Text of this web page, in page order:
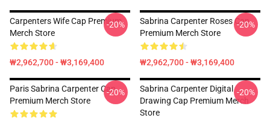
Carpenters Wife Cap Premium
Merch Store
₩2,962,700 - ₩3,169,400
-20%
Sabrina Carpenter Roses Cap
Premium Merch Store
₩2,962,700 - ₩3,169,400
-20%
Paris Sabrina Carpenter Cap
Premium Merch Store
-20%
Sabrina Carpenter Digital
Drawing Cap Premium Merch
Store
-20%